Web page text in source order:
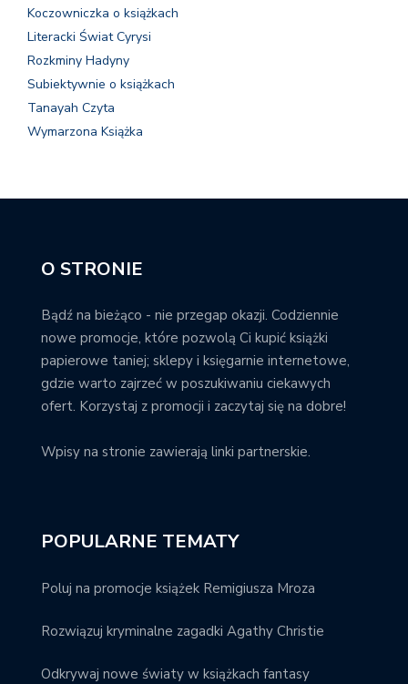
Koczowniczka o książkach
Literacki Świat Cyrysi
Rozkminy Hadyny
Subiektywnie o książkach
Tanayah Czyta
Wymarzona Książka
O STRONIE
Bądź na bieżąco - nie przegap okazji. Codziennie
nowe promocje, które pozwolą Ci kupić książki
papierowe taniej; sklepy i księgarnie internetowe,
gdzie warto zajrzeć w poszukiwaniu ciekawych
ofert. Korzystaj z promocji i zaczytaj się na dobre!
Wpisy na stronie zawierają linki partnerskie.
POPULARNE TEMATY
Poluj na promocje książek Remigiusza Mroza
Rozwiązuj kryminalne zagadki Agathy Christie
Odkrywaj nowe światy w książkach fantasy